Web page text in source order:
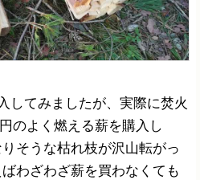
してみましたが、実際に焚火
のよく燃える薪を購入し
そうな枯れ枝が沢山転がっ
わざわざ薪を買わなくても